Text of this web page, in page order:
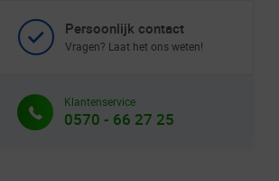
Persoonlijk contact
Vragen? Laat het ons weten!
Klantenservice
0570 - 66 27 25